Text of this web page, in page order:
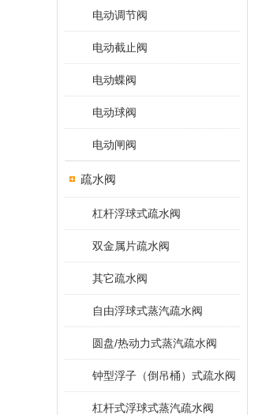
电动调节阀
电动截止阀
电动蝶阀
电动球阀
电动闸阀
疏水阀
杠杆浮球式疏水阀
双金属片疏水阀
其它疏水阀
自由浮球式蒸汽疏水阀
圆盘/热动力式蒸汽疏水阀
钟型浮子（倒吊桶）式疏水阀
杠杆式浮球式蒸汽疏水阀